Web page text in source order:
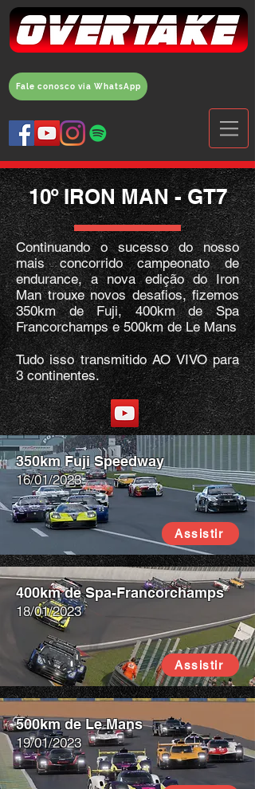
Fale conosco via WhatsApp
10º IRON MAN - GT7
Continuando o sucesso do nosso
mais concorrido campeonato de
endurance, a nova edição do Iron
Man trouxe novos desafios, fizemos
350km de Fuji, 400km de Spa
Francorchamps e 500km de Le Mans
Tudo isso transmitido AO VIVO para
3 continentes.
350km Fuji Speedway
16/01/2023
Assistir
400km de Spa-Francorchamps
18/01/2023
Assistir
500km de Le Mans
19/01/2023